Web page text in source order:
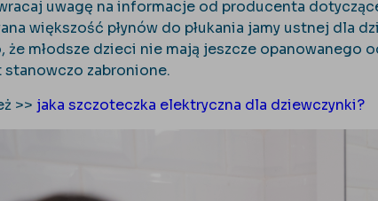
uwagę na informacje od producenta
większość płynów do płukania jamy ustnej dla
młodsze dzieci nie mają jeszcze opanowanego
zabronione.
>> jaka szczoteczka elektryczna dla dziewczynki?